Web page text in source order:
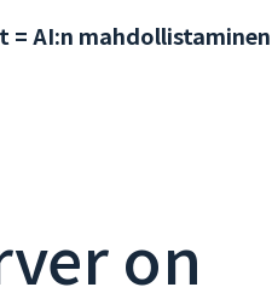
= AI:n mahdollistaminen
on